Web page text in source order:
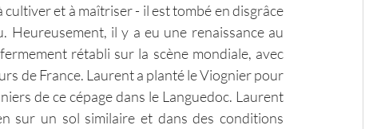
et à maîtriser - il est tombé en disgrâce
Heureusement, il y a eu une renaissance au
rétabli sur la scène mondiale, avec
de France. Laurent a planté le Viognier pour
de ce cépage dans le Languedoc. Laurent
sur un sol similaire et dans des conditions